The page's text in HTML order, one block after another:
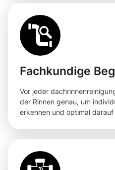
Fachkundige
Vor jeder
der Rinnen genau, um
erkennen und optimal